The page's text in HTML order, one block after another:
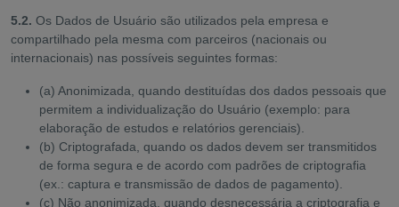
5.2. Os Dados de Usuário são utilizados pela empresa e
compartilhado pela mesma com parceiros (nacionais ou
internacionais) nas possíveis seguintes formas:
(a) Anonimizada, quando destituídas dos dados pessoais que
permitem a individualização do Usuário (exemplo: para
elaboração de estudos e relatórios gerenciais).
(b) Criptografada, quando os dados devem ser transmitidos
de forma segura e de acordo com padrões de criptografia
(ex.: captura e transmissão de dados de pagamento).
(c) Não anonimizada, quando desnecessária a criptografia e